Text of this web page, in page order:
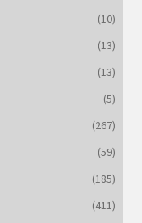
(10)
(13)
(13)
(5)
(267)
(59)
(185)
(411)